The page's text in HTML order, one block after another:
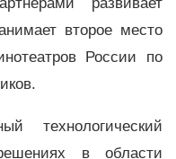
второе место
России по
технологический
в области